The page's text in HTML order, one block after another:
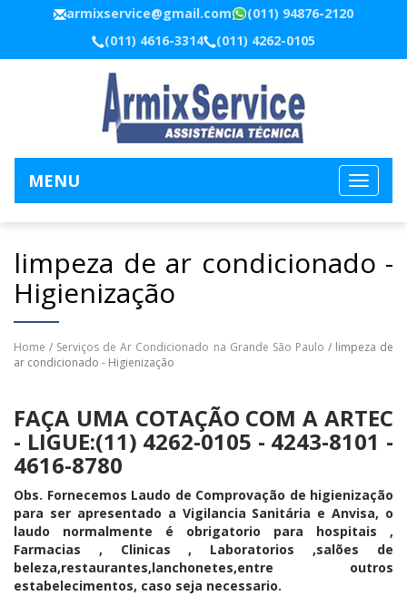
armixservice@gmail.com
(011) 94876-2120
(011) 4616-3314
(011) 4262-0105
MENU
limpeza de ar condicionado -
Higienização
Home / Serviços de Ar Condicionado na Grande São Paulo / limpeza de
ar condicionado - Higienização
FAÇA UMA COTAÇÃO COM A ARTEC
- LIGUE:(11) 4262-0105 - 4243-8101 -
4616-8780
Obs. Fornecemos Laudo de Comprovação de higienização
para ser apresentado a Vigilancia Sanitária e Anvisa, o
laudo normalmente é obrigatorio para hospitais ,
Farmacias , Clinicas , Laboratorios ,salões de
beleza,restaurantes,lanchonetes,entre outros
estabelecimentos, caso seja necessario.